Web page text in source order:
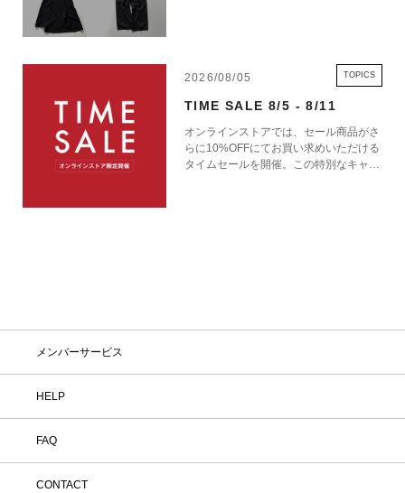
2026/08/05 TOPICS
TIME SALE 8/5 - 8/11
オンラインストアでは、セール商品がさ
らに10%OFFにてお買い求めいただける
タイムセールを開催。この特別なキャン
メンバーサービス
HELP
FAQ
CONTACT